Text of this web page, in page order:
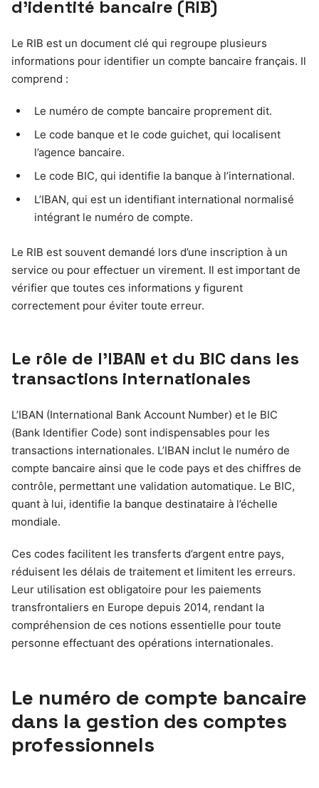
d’identité bancaire (RIB)
Le RIB est un document clé qui regroupe plusieurs
informations pour identifier un compte bancaire français. Il
comprend :
Le numéro de compte bancaire proprement dit.
Le code banque et le code guichet, qui localisent
l’agence bancaire.
Le code BIC, qui identifie la banque à l’international.
L’IBAN, qui est un identifiant international normalisé
intégrant le numéro de compte.
Le RIB est souvent demandé lors d’une inscription à un
service ou pour effectuer un virement. Il est important de
vérifier que toutes ces informations y figurent
correctement pour éviter toute erreur.
Le rôle de l’IBAN et du BIC dans les
transactions internationales
L’IBAN (International Bank Account Number) et le BIC
(Bank Identifier Code) sont indispensables pour les
transactions internationales. L’IBAN inclut le numéro de
compte bancaire ainsi que le code pays et des chiffres de
contrôle, permettant une validation automatique. Le BIC,
quant à lui, identifie la banque destinataire à l’échelle
mondiale.
Ces codes facilitent les transferts d’argent entre pays,
réduisent les délais de traitement et limitent les erreurs.
Leur utilisation est obligatoire pour les paiements
transfrontaliers en Europe depuis 2014, rendant la
compréhension de ces notions essentielle pour toute
personne effectuant des opérations internationales.
Le numéro de compte bancaire
dans la gestion des comptes
professionnels